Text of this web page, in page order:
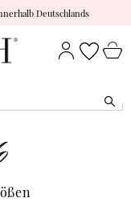
Deutschlands